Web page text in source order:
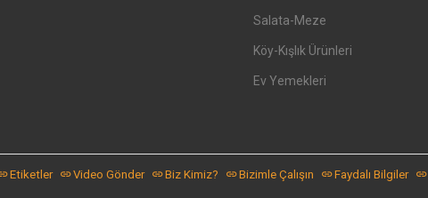
Salata-Meze
Köy-Kışlık Ürünleri
Ev Yemekleri
Etiketler Video Gönder Biz Kimiz? Bizimle Çalışın Faydalı Bilgiler